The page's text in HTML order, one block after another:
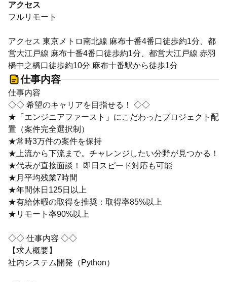
アクセス
フルリモート
アクセス 東京メトロ南北線 麻布十番4番口徒歩約1分、都
営大江戸線 麻布十番4番口徒歩約1分、都営大江戸線 赤羽
橋中之橋口徒歩約10分 麻布十番駅から徒歩1分
仕事内容
仕事内容
◇◇ 希望のキャリアを目指せる！ ◇◇
★「エンジニアファースト」にこだわったプロジェクト配
置（案件完全選択制）
★常時3万件の案件を保持
★上流から下流まで。チャレンジしたい分野が見つかる！
★代表が直接面談！ 即日スピード対応も可能
★月平均残業7時間
★年間休日125日以上
★有給休暇の取得を推奨：取得率85%以上
★リモート率90%以上
◇◇ 仕事内容 ◇◇
【求人概要】
社内システム開発（Python）